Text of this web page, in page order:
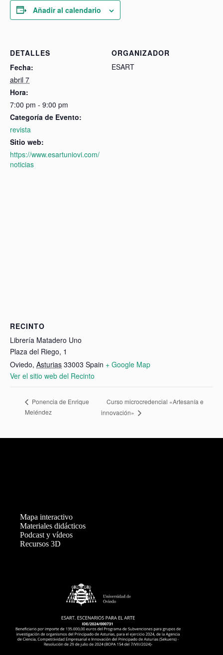
Añadir al calendario
DETALLES
Fecha:
abril 7
Hora:
7:00 pm - 9:00 pm
Categoría de Evento:
revista
Sitio web:
https://www.esartuniovi.com/
noticias
ORGANIZADOR
ESART
RECINTO
Librería Matadero Uno
Plaza del Riego, 1
Oviedo, Asturias 33003 Spain + Google Map
Ver el sitio web del Recinto
Ponencia de Enrique
Meléndez
Curso microcredencial «Artesanía e
innovación»
Mapa interactivo
Materiales didácticos
Podcast y vídeos
Recursos 3D